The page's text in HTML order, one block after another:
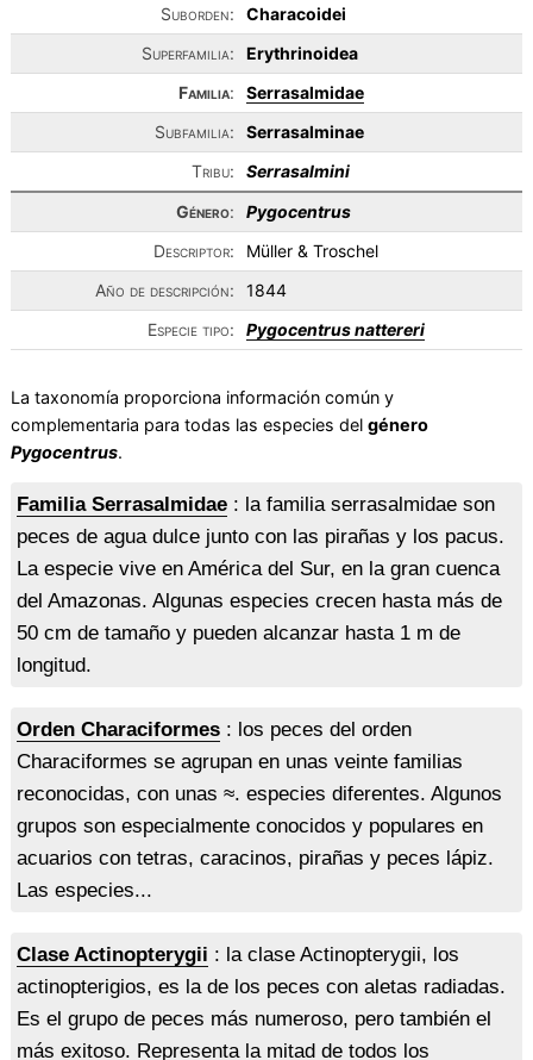
Suborden:
Characoidei
Superfamilia:
Erythrinoidea
Familia:
Serrasalmidae
Subfamilia:
Serrasalminae
Tribu:
Serrasalmini
Género:
Pygocentrus
Descriptor:
Müller & Troschel
Año de descripción:
1844
Especie tipo:
Pygocentrus nattereri
La taxonomía proporciona información común y
complementaria para todas las especies del género
Pygocentrus.
Familia Serrasalmidae: la familia serrasalmidae son
peces de agua dulce junto con las pirañas y los pacus.
La especie vive en América del Sur, en la gran cuenca
del Amazonas. Algunas especies crecen hasta más de
50 cm de tamaño y pueden alcanzar hasta 1 m de
longitud.
Orden Characiformes: los peces del orden
Characiformes se agrupan en unas veinte familias
reconocidas, con unas ≈. especies diferentes. Algunos
grupos son especialmente conocidos y populares en
acuarios con tetras, caracinos, pirañas y peces lápiz.
Las especies...
Clase Actinopterygii : la clase Actinopterygii, los
actinopterigios, es la de los peces con aletas radiadas.
Es el grupo de peces más numeroso, pero también el
más exitoso. Representa la mitad de todos los